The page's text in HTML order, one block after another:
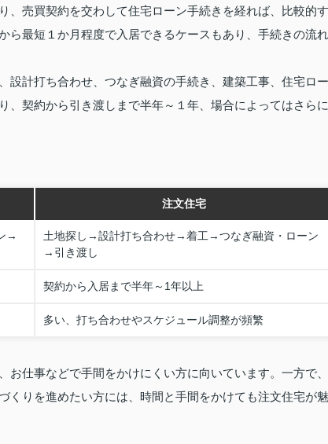
、売買契約を交わして住宅ローン手続きを経れば、比較的す
ら最短１か月程度で入居できるケースもあり、手続きの流れ
設計打ち合わせ、つなぎ融資の手続き、建築工事、住宅ロー
、契約から引き渡しまで半年～１年、場合によってはさらに
注文住宅
→
土地探し→設計打ち合わせ→着工→つなぎ融資・ローン
→引き渡し
契約から入居まで半年～1年以上
多い、打ち合わせやスケジュール調整が頻繁
お仕事などで手間をかけにくい方に向いています。一方で、
くりを進めたい方には、時間と手間をかけても注文住宅が魅